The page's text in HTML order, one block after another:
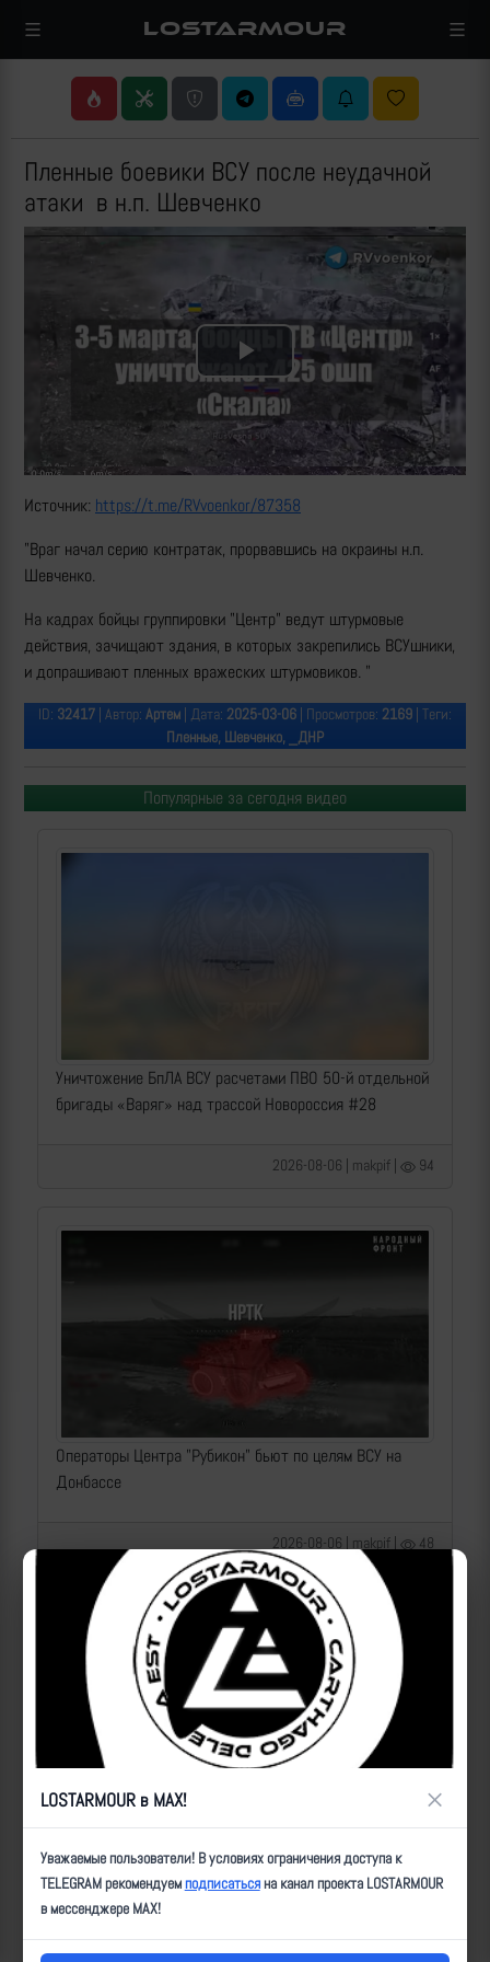
LOSTARMOUR
Пленные боевики ВСУ после неудачной
атаки в н.п. Шевченко
Play
Video
Источник: https://t.me/RVvoenkor/87358
"Враг начал серию контратак, прорвавшись на окраины н.п.
Шевченко.
На кадрах бойцы группировки "Центр" ведут штурмовые
действия, зачищают здания, в которых закрепились ВСУшники,
и допрашивают пленных вражеских штурмовиков. "
ID: 32417 | Автор: Артем | Дата: 2025-03-06 | Просмотров: 2169 | Теги:
Пленные, Шевченко, _ДНР
Популярные за сегодня видео
Уничтожение БпЛА ВСУ расчетами ПВО 50-й отдельной
бригады «Варяг» над трассой Новороссия #28
2026-08-06 | makpif | 94
Операторы Центра "Рубикон" бьют по целям ВСУ на
Донбассе
2026-08-06 | makpif | 48
Операторы Центра "Рубикон" бьют по целям ВСУ на
Краснолиманском направлении
LOSTARMOUR в MAX! ×
Уважаемые пользователи! В условиях ограничения доступа к
TELEGRAM рекомендуемподписатьсяна канал проекта LOSTARMOUR
в мессенджере MAX!